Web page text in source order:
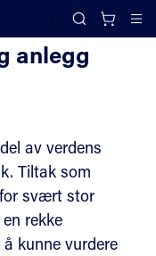
;
Search
anlegg
av verdens
Tiltak som
svært stor
rekke
kunne vurdere